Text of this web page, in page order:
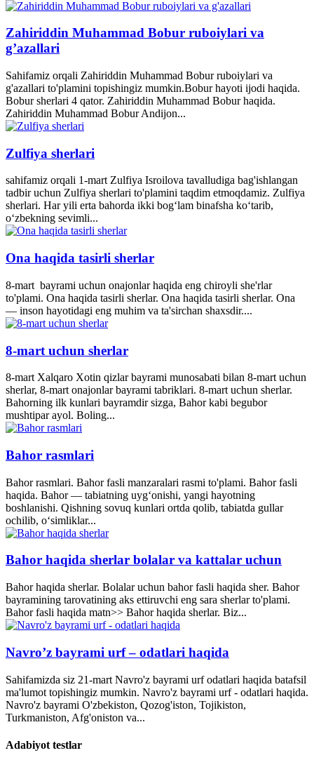
Zahiriddin Muhammad Bobur ruboiylari va
g’azallari
Sahifamiz orqali Zahiriddin Muhammad Bobur ruboiylari va
g'azallari to'plamini topishingiz mumkin.Bobur hayoti ijodi haqida.
Bobur sherlari 4 qator. Zahiriddin Muhammad Bobur haqida.
Zahiriddin Muhammad Bobur Andijon...
Zulfiya sherlari
sahifamiz orqali 1-mart Zulfiya Isroilova tavalludiga bag'ishlangan
tadbir uchun Zulfiya sherlari to'plamini taqdim etmoqdamiz. Zulfiya
sherlari. Har yili erta bahorda ikki bogʻlam binafsha koʻtarib,
oʻzbekning sevimli...
Ona haqida tasirli sherlar
8-mart bayrami uchun onajonlar haqida eng chiroyli she'rlar
to'plami. Ona haqida tasirli sherlar. Ona haqida tasirli sherlar. Ona
— inson hayotidagi eng muhim va ta'sirchan shaxsdir....
8-mart uchun sherlar
8-mart Xalqaro Xotin qizlar bayrami munosabati bilan 8-mart uchun
sherlar, 8-mart onajonlar bayrami tabriklari. 8-mart uchun sherlar.
Bahorning ilk kunlari bayramdir sizga, Bahor kabi begubor
mushtipar ayol. Boling...
Bahor rasmlari
Bahor rasmlari. Bahor fasli manzaralari rasmi to'plami. Bahor fasli
haqida. Bahor — tabiatning uyg‘onishi, yangi hayotning
boshlanishi. Qishning sovuq kunlari ortda qolib, tabiatda gullar
ochilib, o‘simliklar...
Bahor haqida sherlar bolalar va kattalar uchun
Bahor haqida sherlar. Bolalar uchun bahor fasli haqida sher. Bahor
bayramining tarovatining aks ettiruvchi eng sara sherlar to'plami.
Bahor fasli haqida matn>> Bahor haqida sherlar. Biz...
Navro’z bayrami urf – odatlari haqida
Sahifamizda siz 21-mart Navro'z bayrami urf odatlari haqida batafsil
ma'lumot topishingiz mumkin. Navro'z bayrami urf - odatlari haqida.
Navro'z bayrami O'zbekiston, Qozog'iston, Tojikiston,
Turkmaniston, Afg'oniston va...
Adabiyot testlar